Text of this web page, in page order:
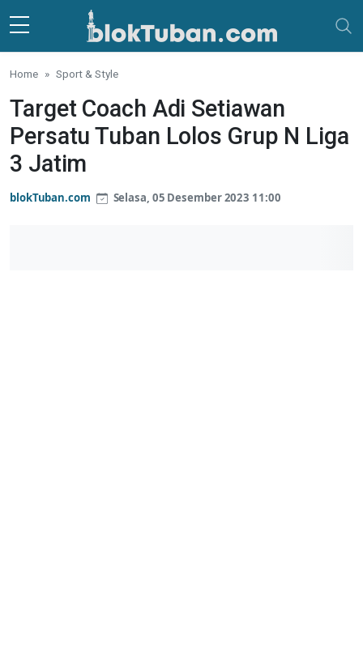
Skip to main content
Home Sport & Style
Target Coach Adi Setiawan
Persatu Tuban Lolos Grup N Liga
3 Jatim
blokTuban.com Selasa, 05 Desember 2023 11:00